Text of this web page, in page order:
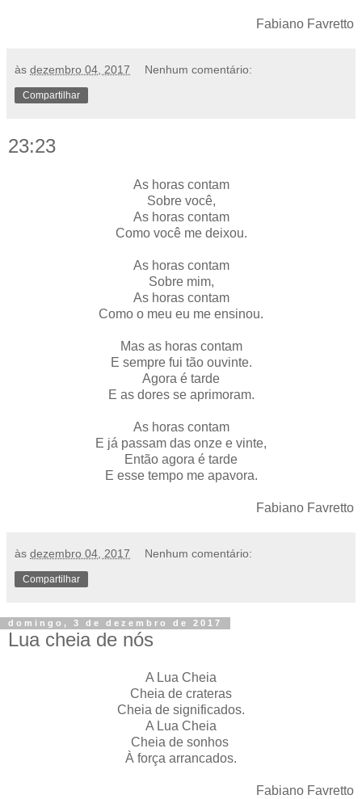
Fabiano Favretto
às dezembro 04, 2017 Nenhum comentário:
Compartilhar
23:23
As horas contam
Sobre você,
As horas contam
Como você me deixou.
As horas contam
Sobre mim,
As horas contam
Como o meu eu me ensinou.
Mas as horas contam
E sempre fui tão ouvinte.
Agora é tarde
E as dores se aprimoram.
As horas contam
E já passam das onze e vinte,
Então agora é tarde
E esse tempo me apavora.
Fabiano Favretto
às dezembro 04, 2017 Nenhum comentário:
Compartilhar
domingo, 3 de dezembro de 2017
Lua cheia de nós
A Lua Cheia
Cheia de crateras
Cheia de significados.
A Lua Cheia
Cheia de sonhos
À força arrancados.
Fabiano Favretto